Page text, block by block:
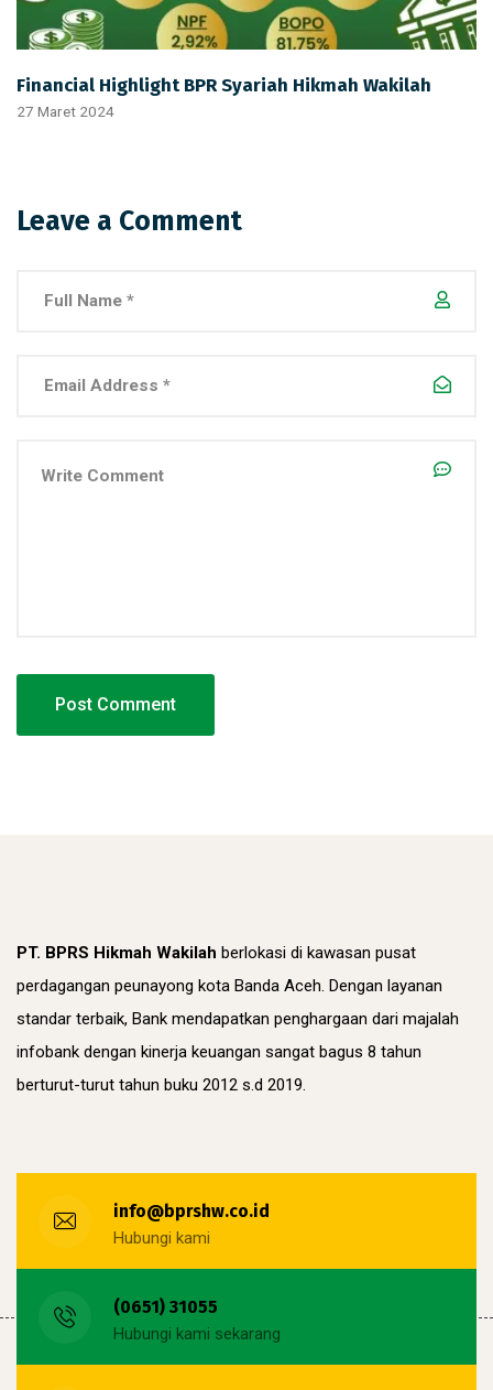
Financial Highlight BPR Syariah Hikmah Wakilah
27 Maret 2024
Leave a Comment
PT. BPRS Hikmah Wakilah berlokasi di kawasan pusat
perdagangan peunayong kota Banda Aceh. Dengan layanan
standar terbaik, Bank mendapatkan penghargaan dari majalah
infobank dengan kinerja keuangan sangat bagus 8 tahun
berturut-turut tahun buku 2012 s.d 2019.
info@bprshw.co.id
Hubungi kami
(0651) 31055
Hubungi kami sekarang